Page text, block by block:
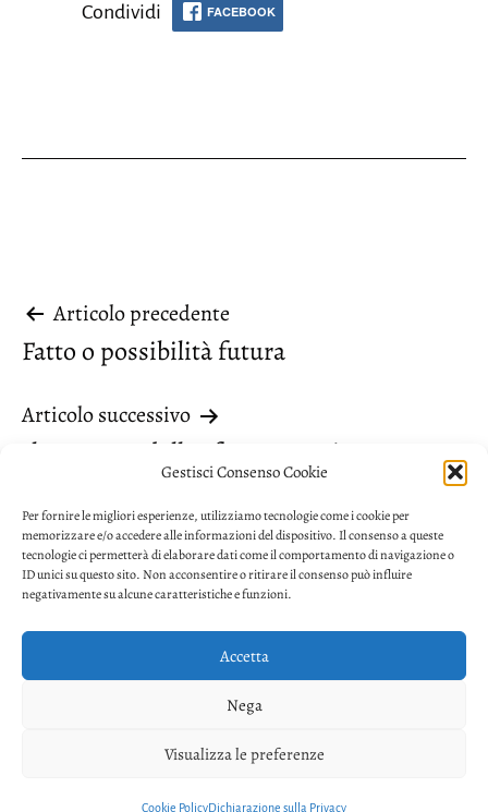
Gestisci Consenso Cookie
Per fornire le migliori esperienze, utilizziamo tecnologie come i cookie per
memorizzare e/o accedere alle informazioni del dispositivo. Il consenso a queste
tecnologie ci permetterà di elaborare dati come il comportamento di navigazione o
ID unici su questo sito. Non acconsentire o ritirare il consenso può influire
negativamente su alcune caratteristiche e funzioni.
Accetta
Nega
Visualizza le preferenze
Cookie PolicyDichiarazione sulla Privacy
Condividi FACEBOOK
Navigazione
articoli
Articolo precedente
Fatto o possibilità futura
Articolo successivo
Il possesso della sfumatura giusta